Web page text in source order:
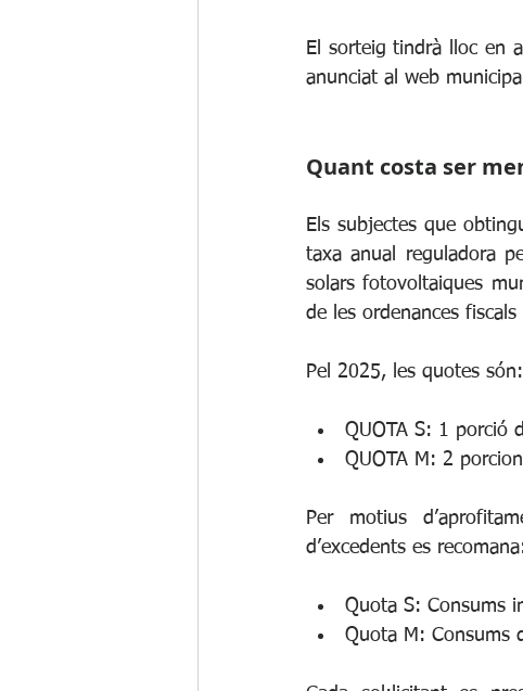
El sorteig tindrà lloc en
anunciat al web
Quant costa ser
Els subjectes que
taxa anual reguladora
solars fotovoltaiques
de les ordenances
Pel 2025, les quotes són:
QUOTA S: 1 porció
QUOTA M: 2
Per motius
d’excedents es
Quota S: Consums
Quota M: Consums